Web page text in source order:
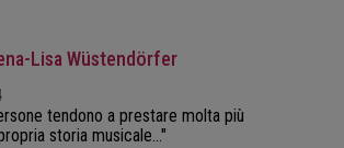
Lisa Wüstendörfer
tendono a prestare molta più
storia musicale..."